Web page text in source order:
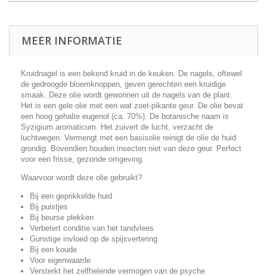
MEER INFORMATIE
Kruidnagel is een bekend kruid in de keuken. De nagels, oftewel
de gedroogde bloemknoppen, geven gerechten een kruidige
smaak. Deze olie wordt gewonnen uit de nagels van de plant.
Het is een gele olie met een wat zoet-pikante geur. De olie bevat
een hoog gehalte eugenol (ca. 70%). De botanische naam is
Syzigium aromaticum. Het zuivert de lucht, verzacht de
luchtwegen. Vermengt met een basisolie reinigt de olie de huid
grondig. Bovendien houden insecten niet van deze geur. Perfect
voor een frisse, gezonde omgeving.
Waarvoor wordt deze olie gebruikt?
Bij een geprikkelde huid
Bij puistjes
Bij beurse plekken
Verbetert conditie van het tandvlees
Gunstige invloed op de spijsvertering
Bij een koude
Voor eigenwaarde
Versterkt het zelfhelende vermogen van de psyche